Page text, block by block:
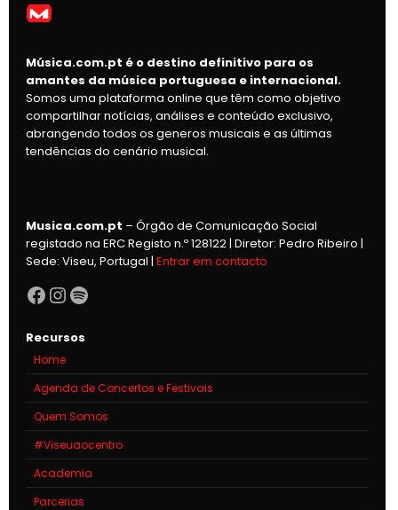
Música.com.pt é o destino definitivo para os
amantes da música portuguesa e internacional.
Somos uma plataforma online que têm como objetivo
compartilhar notícias, análises e conteúdo exclusivo,
abrangendo todos os generos musicais e as últimas
tendências do cenário musical.
Musica.com.pt – Órgão de Comunicação Social
registado na ERC Registo n.º 128122 | Diretor: Pedro Ribeiro |
Sede: Viseu, Portugal |Entrar em contacto
Facebook
Instagram
Spotify
Recursos
Home
Agenda de Concertos e Festivais
Quem Somos
#Viseuaocentro
Academia
Parcerias